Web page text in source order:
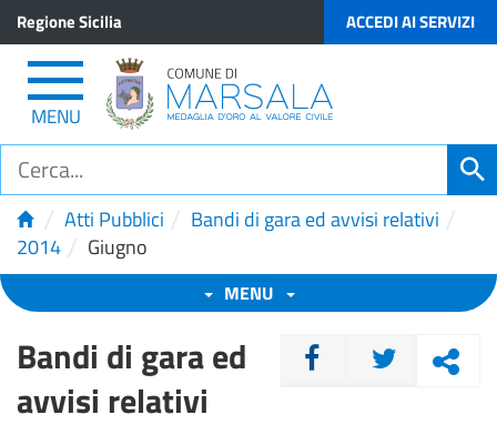
Regione Sicilia ACCEDI AI SERVIZI
MENU
Atti Pubblici Bandi di gara ed avvisi relativi
2014 Giugno
MENU
CONDIVIDI
Bandi di gara ed
avvisi relativi